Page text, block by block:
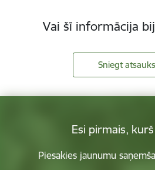
Vai šī informācija
Sniegt
Esi pirmais,
Piesakies jaunumu